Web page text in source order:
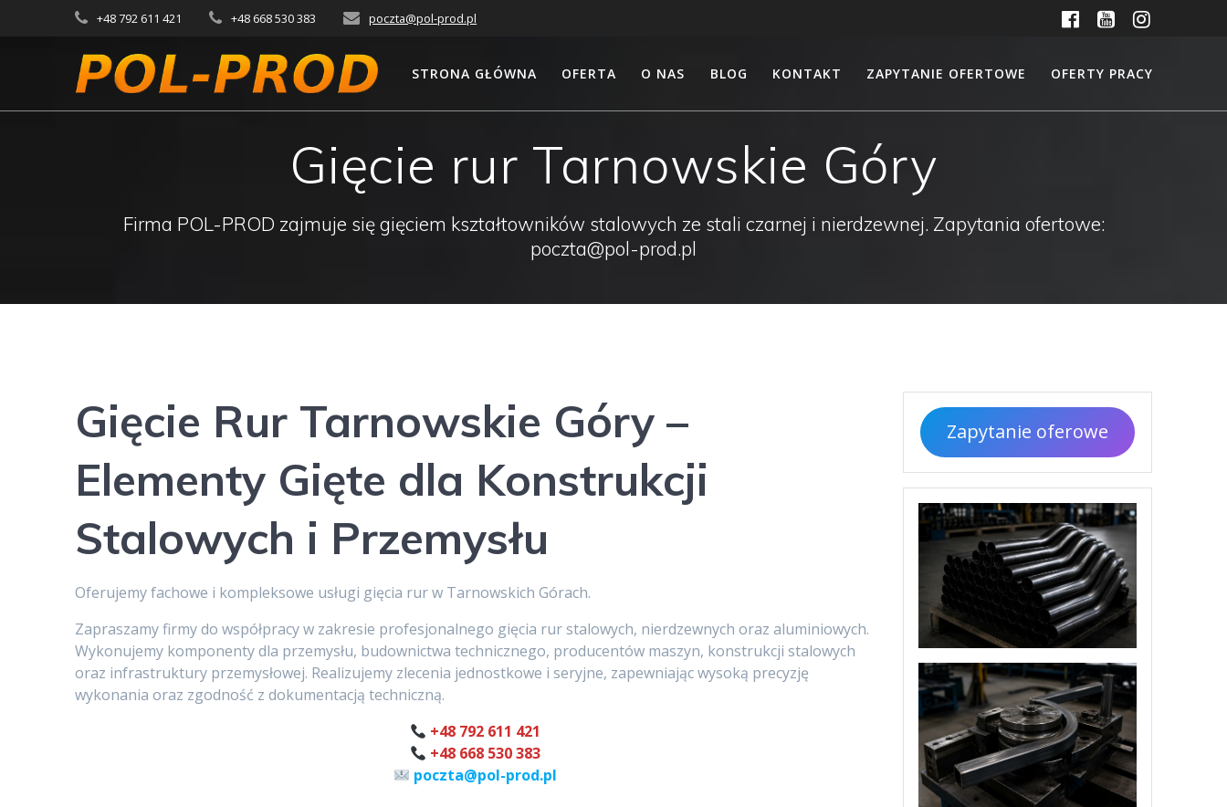
+48 792 611 421 +48 668 530 383 poczta@pol-prod.pl
STRONA GŁÓWNA OFERTA O NAS BLOG KONTAKT ZAPYTANIE OFERTOWE OFERTY PRACY
Gięcie rur Tarnowskie Góry
Firma POL-PROD zajmuje się gięciem kształtowników stalowych ze stali czarnej i nierdzewnej. Zapytania ofertowe:
poczta@pol-prod.pl
Gięcie Rur Tarnowskie Góry –
Elementy Gięte dla Konstrukcji
Stalowych i Przemysłu
Oferujemy fachowe i kompleksowe usługi gięcia rur w Tarnowskich Górach.
Zapraszamy firmy do współpracy w zakresie profesjonalnego gięcia rur stalowych, nierdzewnych oraz aluminiowych.
Wykonujemy komponenty dla przemysłu, budownictwa technicznego, producentów maszyn, konstrukcji stalowych
oraz infrastruktury przemysłowej. Realizujemy zlecenia jednostkowe i seryjne, zapewniając wysoką precyzję
wykonania oraz zgodność z dokumentacją techniczną.
+48 792 611 421
+48 668 530 383
poczta@pol-prod.pl
Zapytanie oferowe